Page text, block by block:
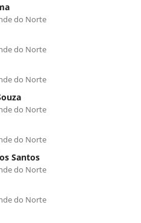
do Norte
do Norte
do Norte
do Norte
do Norte
Santos
do Norte
do Norte